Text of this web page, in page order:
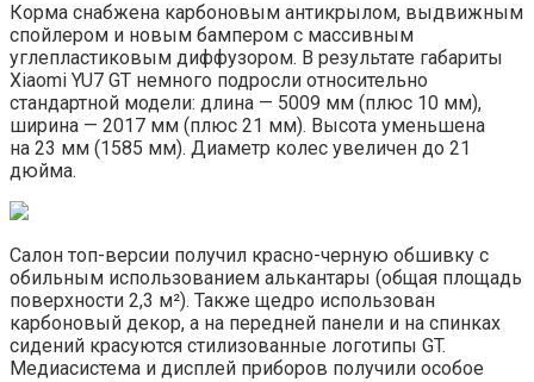
Корма снабжена карбоновым антикрылом, выдвижным
спойлером и новым бампером с массивным
углепластиковым диффузором. В результате габариты
Xiaomi YU7 GT немного подросли относительно
стандартной модели: длина — 5009 мм (плюс 10 мм),
ширина — 2017 мм (плюс 21 мм). Высота уменьшена
на 23 мм (1585 мм). Диаметр колес увеличен до 21
дюйма.
Салон топ-версии получил красно-черную обшивку с
обильным использованием алькантары (общая площадь
поверхности 2,3 м²). Также щедро использован
карбоновый декор, а на передней панели и на спинках
сидений красуются стилизованные логотипы GT.
Медиасистема и дисплей приборов получили особое